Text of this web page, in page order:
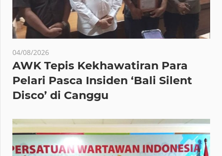
04/08/2026
AWK Tepis Kekhawatiran Para
Pelari Pasca Insiden ‘Bali Silent
Disco’ di Canggu